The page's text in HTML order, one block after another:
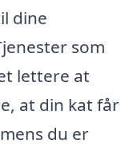
dine
som
lettere at
at din kat får
du er